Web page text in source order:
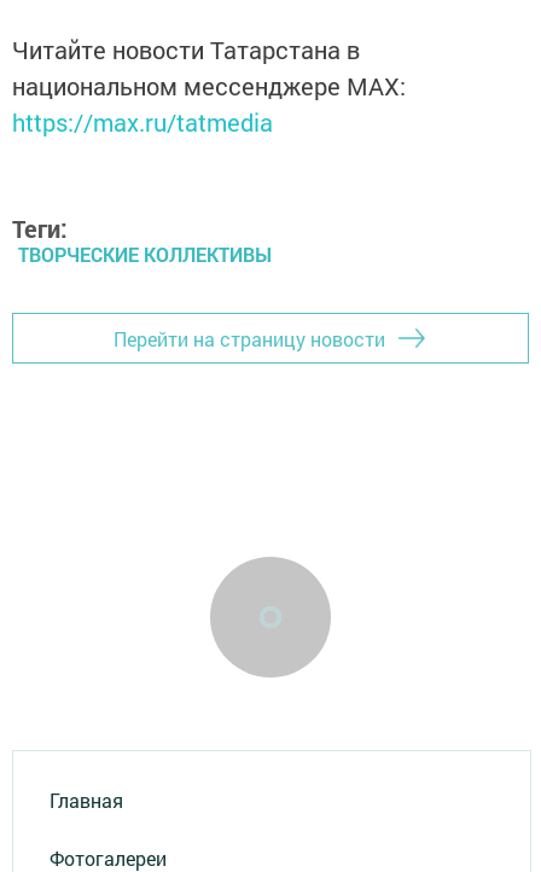
Читайте новости Татарстана в
национальном мессенджере MАХ:
https://max.ru/tatmedia
Теги:
ТВОРЧЕСКИЕ КОЛЛЕКТИВЫ
Перейти на страницу новости
Главная
Фотогалереи